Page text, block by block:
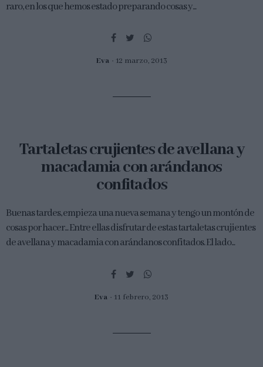
raro, en los que hemos estado preparando cosas y...
Eva 12 marzo, 2013
Tartaletas crujientes de avellana y
macadamia con arándanos
confitados
Buenas tardes, empieza una nueva semana y tengo un montón de
cosas por hacer... Entre ellas disfrutar de estas tartaletas crujientes
de avellana y macadamia con arándanos confitados. El lado...
Eva 11 febrero, 2013